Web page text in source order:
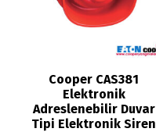
Cooper CAS381
Elektronik
Adreslenebilir Duvar
Tipi Elektronik Siren